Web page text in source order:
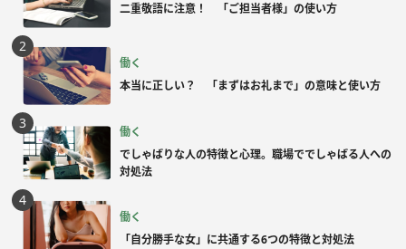
二重敬語に注意！ 「ご担当者様」の使い方
働く
本当に正しい？ 「まずはお礼まで」の意味と使い方
働く
でしゃばりな人の特徴と心理。職場ででしゃばる人への
対処法
働く
「自分勝手な女」に共通する6つの特徴と対処法